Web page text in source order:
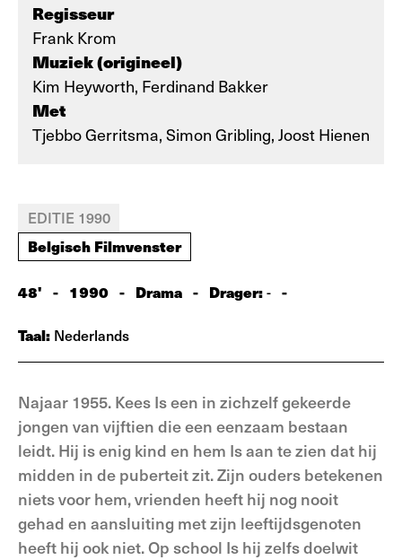
Regisseur
Frank Krom
Muziek (origineel)
Kim Heyworth, Ferdinand Bakker
Met
Tjebbo Gerritsma, Simon Gribling, Joost Hienen
EDITIE 1990
Belgisch Filmvenster
48' - 1990 - Drama - Drager:- -
Taal: Nederlands
Najaar 1955. Kees Is een in zichzelf gekeerde
jongen van vijftien die een eenzaam bestaan
leidt. Hij is enig kind en hem Is aan te zien dat hij
midden in de puberteit zit. Zijn ouders betekenen
niets voor hem, vrienden heeft hij nog nooit
gehad en aansluiting met zijn leeftijdsgenoten
heeft hij ook niet. Op school Is hij zelfs doelwit